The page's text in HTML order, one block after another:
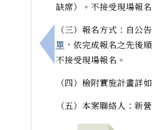
上一筆：國立臺南大學附
缺席）。不接受現場報名
（三）報名方式：自公
單 ，依完成報名之先後
不接受現場報名。
（四）檢附實施計畫詳
（五）本案聯絡人：新